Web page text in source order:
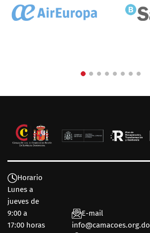
Horario
Lunes a
jueves de
9:00 a
17:00 horas
E-mail
info@camacoes.org.do